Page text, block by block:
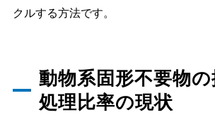
クルする方法です。
動物系固形不要物の
処理比率の現状